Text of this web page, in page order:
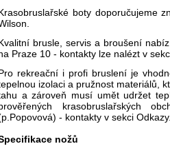
boty doporučujeme
brusle, servis a broušení
Praze 10 - kontakty lze nalézt v
rekreační i profi bruslení je
izolaci a pružnost materiálů,
a zároveň musí umět udržet
krasobruslařských
- kontakty v sekci
nožů